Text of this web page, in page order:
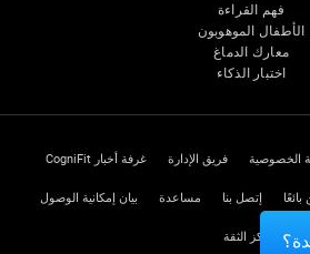
فهم القراءة
الأطفال الموهوبون
معارك الدماغ
اختبار الذكاء
الخصوصية فريق الإدارة غرفة أخبار CogniFit
إتصل بنا مساعدة بيان إمكانية الوصول
مركز الثقة